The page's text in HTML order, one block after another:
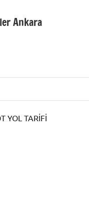
Ankara
YOL TARİFİ